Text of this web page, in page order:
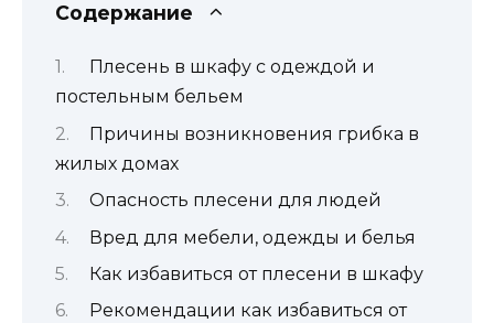
Содержание
Плесень в шкафу с одеждой и
постельным бельем
Причины возникновения грибка в
жилых домах
Опасность плесени для людей
Вред для мебели, одежды и белья
Как избавиться от плесени в шкафу
Рекомендации как избавиться от